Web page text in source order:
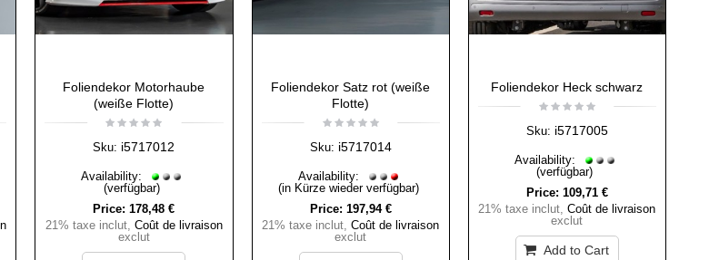
Foliendekor Motorhaube
(weiße Flotte)
Sku: i5717012
Availability:
(verfügbar)
Price: 178,48 €
21% taxe inclut, Coût de livraison
exclut
Foliendekor Satz rot (weiße
Flotte)
Sku: i5717014
Availability:
(in Kürze wieder verfügbar)
Price: 197,94 €
21% taxe inclut,Coût de livraison
exclut
Foliendekor Heck schwarz
Sku: i5717005
Availability:
(verfügbar)
Price: 109,71 €
21% taxe inclut,Coût de livraison
exclut
Add to Cart